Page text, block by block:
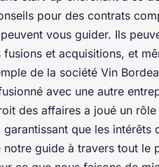
pour des contrats
vous guider. Ils
fusions et acquisitions, et
de la société Vin
avec une autre
des affaires a joué un
que les intérêts
notre guide à travers tout le